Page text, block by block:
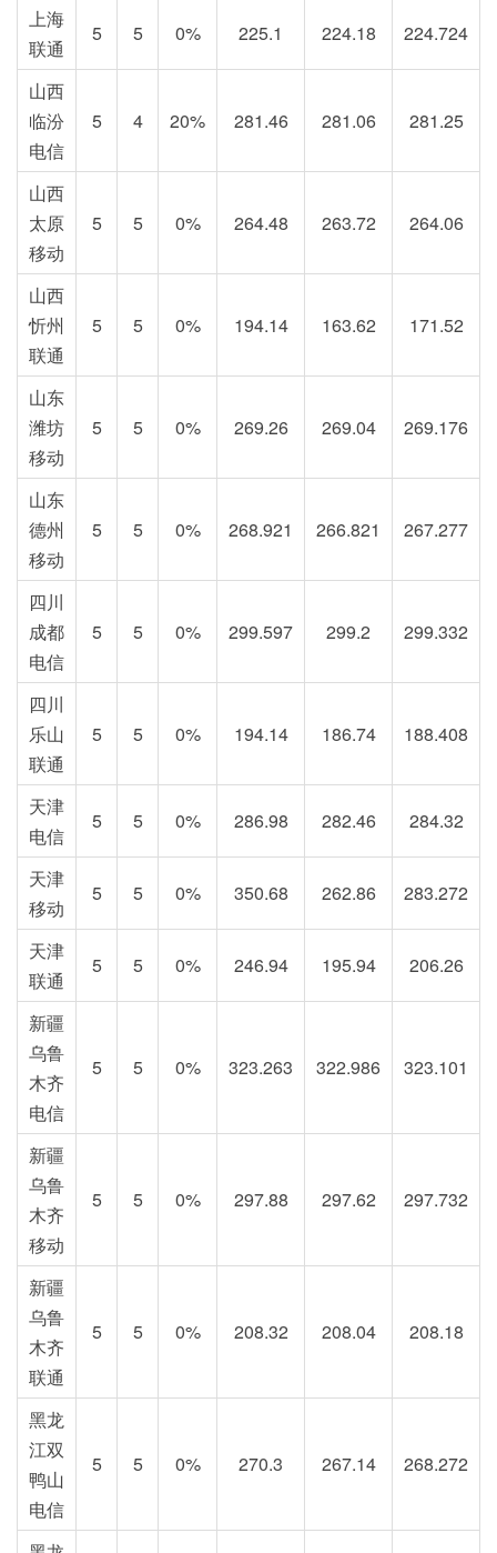
上海
联通
5 5 0% 225.1 224.18 224.724
山西
临汾
电信
5 4 20% 281.46 281.06 281.25
山西
太原
移动
5 5 0% 264.48 263.72 264.06
山西
忻州
联通
5 5 0% 194.14 163.62 171.52
山东
潍坊
移动
5 5 0% 269.26 269.04 269.176
山东
德州
移动
5 5 0% 268.921 266.821 267.277
四川
成都
电信
5 5 0% 299.597 299.2 299.332
四川
乐山
联通
5 5 0% 194.14 186.74 188.408
天津
电信
5 5 0% 286.98 282.46 284.32
天津
移动
5 5 0% 350.68 262.86 283.272
天津
联通
5 5 0% 246.94 195.94 206.26
新疆
乌鲁
木齐
电信
5 5 0% 323.263 322.986 323.101
新疆
乌鲁
木齐
移动
5 5 0% 297.88 297.62 297.732
新疆
乌鲁
木齐
联通
5 5 0% 208.32 208.04 208.18
黑龙
江双
鸭山
电信
5 5 0% 270.3 267.14 268.272